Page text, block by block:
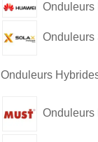
Onduleurs
Onduleurs
Onduleurs
Onduleurs